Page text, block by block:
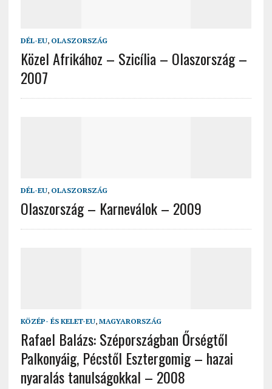
DÉL-EU, OLASZORSZÁG
Közel Afrikához – Szicília – Olaszország –
2007
DÉL-EU, OLASZORSZÁG
Olaszország – Karneválok – 2009
KÖZÉP- ÉS KELET-EU, MAGYARORSZÁG
Rafael Balázs: Szépországban Őrségtől
Palkonyáig, Pécstől Esztergomig – hazai
nyaralás tanulságokkal – 2008